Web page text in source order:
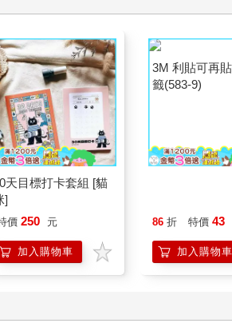
天目標打卡套組 [貓
]
價 250 元
加入購物車
86 折 特價 43
加入購物車